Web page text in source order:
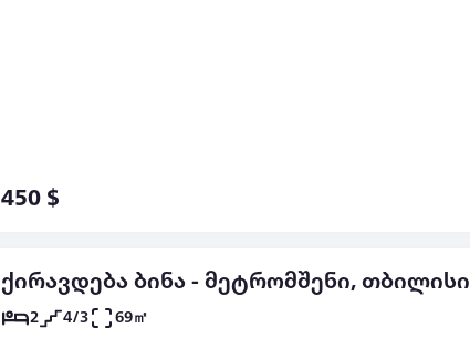
450 $
ქირავდება ბინა - მეტრომშენი, თბილისი
2 4/3 69㎡